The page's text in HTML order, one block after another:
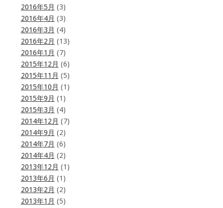
2016年5月 (3)
2016年4月 (3)
2016年3月 (4)
2016年2月 (13)
2016年1月 (7)
2015年12月 (6)
2015年11月 (5)
2015年10月 (1)
2015年9月 (1)
2015年3月 (4)
2014年12月 (7)
2014年9月 (2)
2014年7月 (6)
2014年4月 (2)
2013年12月 (1)
2013年6月 (1)
2013年2月 (2)
2013年1月 (5)